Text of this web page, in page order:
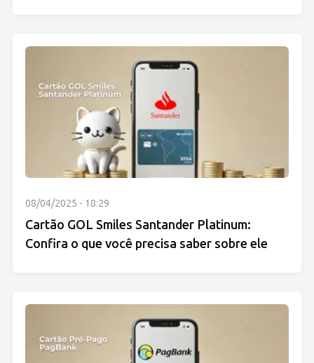
08/04/2025 - 18:29
Cartão GOL Smiles Santander Platinum:
Confira o que você precisa saber sobre ele